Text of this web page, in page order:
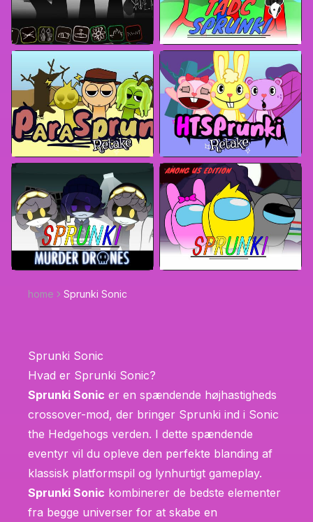
home Sprunki Sonic
Sprunki Sonic
Hvad er Sprunki Sonic?
Sprunki Sonic er en spændende højhastigheds
crossover-mod, der bringer Sprunki ind i Sonic
the Hedgehogs verden. I dette spændende
eventyr vil du opleve den perfekte blanding af
klassisk platformspil og lynhurtigt gameplay.
Sprunki Sonic kombinerer de bedste elementer
fra begge universer for at skabe en